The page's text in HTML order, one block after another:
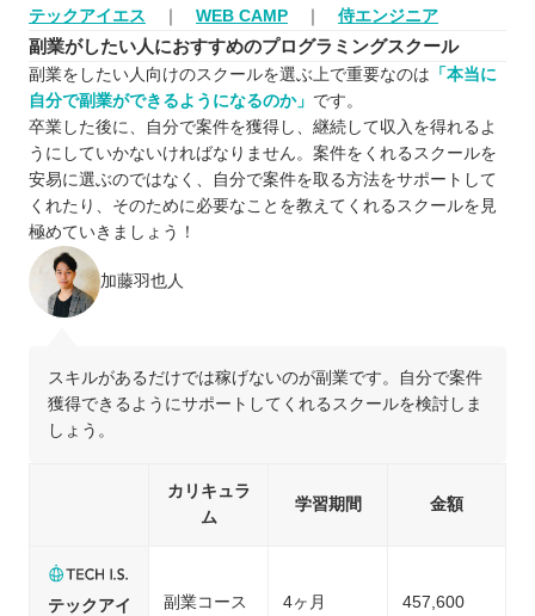
テックアイエス
WEB CAMP 侍エンジニア
副業がしたい人におすすめのプログラミングスクール
副業をしたい人向けのスクールを選ぶ上で重要なのは 「本当に
自分で副業ができるようになるのか」 です。
卒業した後に、自分で案件を獲得し、継続して収入を得れるよ
うにしていかないければなりません。案件をくれるスクールを
安易に選ぶのではなく、自分で案件を取る方法をサポートして
くれたり、そのために必要なことを教えてくれるスクールを見
極めていきましょう！
加藤羽也人
スキルがあるだけでは稼げないのが副業です。自分で案件
獲得できるようにサポートしてくれるスクールを検討しま
しょう。
カリキュラ
ム
学習期間 金額
テックアイ
副業コース 4ヶ月 457,600